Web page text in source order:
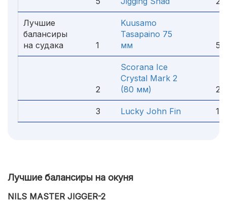
Лучшие
балансиры
на судака
1
Kuusamo
Tasapaino 75
мм
501
2
Scorana Ice
Crystal Mark 2
(80 мм)
293
3 Lucky John Fin 134
Лучшие балансиры на окуня
NILS MASTER JIGGER-2